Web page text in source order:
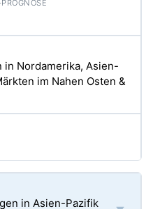
in Nordamerika, Asien-
im Nahen Osten &
in Asien-Pazifik